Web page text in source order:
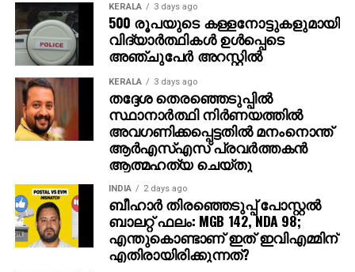
KERALA 3 days ago
500 രൂപയുടെ കള്ളനോട്ടുകളുമായി
വിദ്യാര്‍ത്ഥികള്‍ ഉള്‍പ്പെടെ
അഞ്ചുപേര്‍ അറസ്റ്റില്‍
KERALA 3 days ago
തദ്ദേശ തെരഞ്ഞെടുപ്പില്‍
സ്ഥാനാര്‍ത്ഥി നിര്‍ണയത്തില്‍
അവഗണിക്കപ്പെട്ടതില്‍ മനംനൊന്ത്
ആര്‍എസ്എസ് പ്രവര്‍ത്തകന്‍
ആത്മഹത്യ ചെയ്തു
INDIA 2 days ago
ബീഹാർ തിരഞ്ഞെടുപ്പ് പോസ്റ്റൽ
ബാലറ്റ് ഫലം: MGB 142, NDA 98;
എന്തുകൊണ്ടാണ് ഇത് ഇവിഎമ്മിന്
എതിരായിരിക്കുന്നത്?